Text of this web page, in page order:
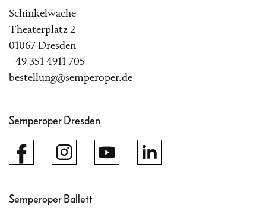
Schinkelwache
Theaterplatz 2
01067 Dresden
+49 351 4911 705
bestellung@semperoper.de
Semperoper Dresden
Semperoper Ballett